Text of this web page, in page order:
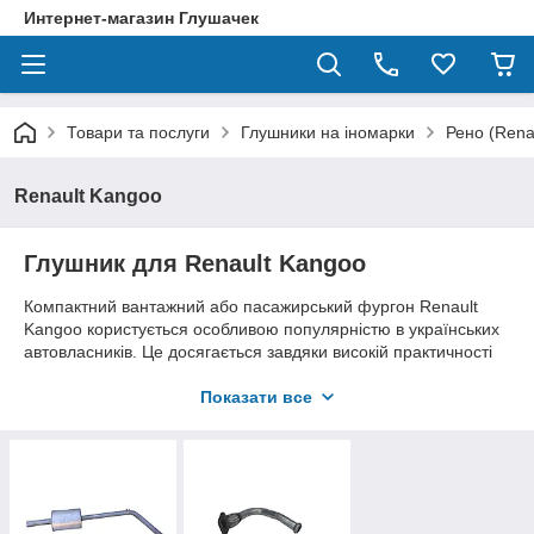
Интернет-магазин Глушачек
Товари та послуги Глушники на іномарки Рено
Renault Kangoo
Глушник для Renault Kangoo
Компактний вантажний або пасажирський фургон Renault
Kangoo користується особливою популярністю в українських
автовласників. Це досягається завдяки високій практичності
року і виробляється до теперішнього моменту.
Особливості вибору запчастин вихлопу на Рено
Показати все